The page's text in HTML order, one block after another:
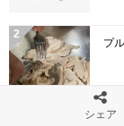
プ
シェア